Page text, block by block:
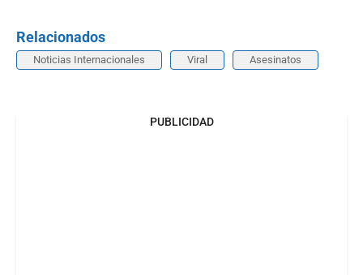
Relacionados
Noticias Internacionales Viral Asesinatos
PUBLICIDAD